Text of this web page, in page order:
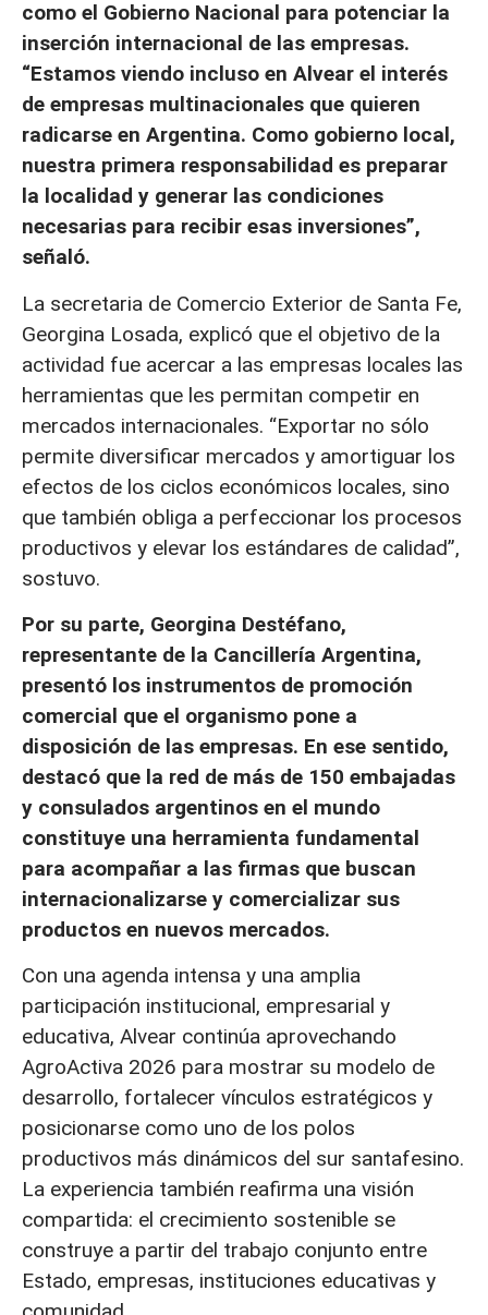
como el Gobierno Nacional para potenciar la
inserción internacional de las empresas.
“Estamos viendo incluso en Alvear el interés
de empresas multinacionales que quieren
radicarse en Argentina. Como gobierno local,
nuestra primera responsabilidad es preparar
la localidad y generar las condiciones
necesarias para recibir esas inversiones”,
señaló.
La secretaria de Comercio Exterior de Santa Fe,
Georgina Losada, explicó que el objetivo de la
actividad fue acercar a las empresas locales las
herramientas que les permitan competir en
mercados internacionales. “Exportar no sólo
permite diversificar mercados y amortiguar los
efectos de los ciclos económicos locales, sino
que también obliga a perfeccionar los procesos
productivos y elevar los estándares de calidad”,
sostuvo.
Por su parte, Georgina Destéfano,
representante de la Cancillería Argentina,
presentó los instrumentos de promoción
comercial que el organismo pone a
disposición de las empresas. En ese sentido,
destacó que la red de más de 150 embajadas
y consulados argentinos en el mundo
constituye una herramienta fundamental
para acompañar a las firmas que buscan
internacionalizarse y comercializar sus
productos en nuevos mercados.
Con una agenda intensa y una amplia
participación institucional, empresarial y
educativa, Alvear continúa aprovechando
AgroActiva 2026 para mostrar su modelo de
desarrollo, fortalecer vínculos estratégicos y
posicionarse como uno de los polos
productivos más dinámicos del sur santafesino.
La experiencia también reafirma una visión
compartida: el crecimiento sostenible se
construye a partir del trabajo conjunto entre
Estado, empresas, instituciones educativas y